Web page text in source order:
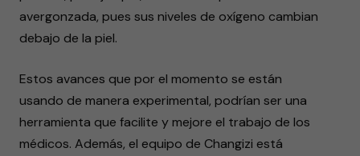
avergonzada, pues sus niveles de oxígeno cambian
debajo de la piel.
Estos avances que por el momento se están
usando de manera experimental, podrían ser una
herramienta que facilite y mejore el trabajo de los
médicos. Además, el equipo de Changizi está